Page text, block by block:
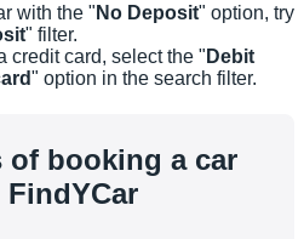
with the " No Deposit" option, try
" filter.
credit card, select the " Debit
" option in the search filter.
of booking a car